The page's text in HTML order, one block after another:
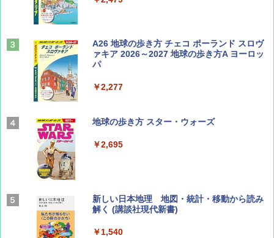
山と溪谷 2026年8月号「南アルプス大全」
￥1,540
AIRLINE（エアライン）2026年9月号【特
BE-PAL(ビ-パル) 2026年 9 月号【特別付録:
SOTO ミニマル"旅"財布 ランダム2種】
￥1,500
A26 地球の歩き方 チェコ ポーランド スロヴ
ァキア 2026～2027 地球の歩き方A ヨーロッ
パ
￥2,277
地球の歩き方 スター・ウォーズ
￥2,695
新しい日本地理 地図・統計・移動から読み
解く (講談社現代新書)
￥1,540